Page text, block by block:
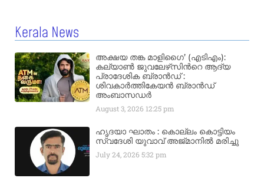
Kerala News
അക്ഷയ തങ്ക മാളിഗൈ’ (എടിഎം):
കല്യാണ്‍ ജുവലേഴ്‌സിന്‍റെ ആദ്യ
പ്രാദേശിക ബ്രാന്‍ഡ് :
ശിവകാര്‍ത്തികേയന്‍ ബ്രാന്‍ഡ്
അംബാസഡര്‍
August 3, 2026 12:25 pm
ഹൃദയാ ഘാതം : കൊല്ലം കൊട്ടിയം
സ്വദേശി യുവാവ് അജ്മാനിൽ മരിച്ചു
July 24, 20265:32 pm